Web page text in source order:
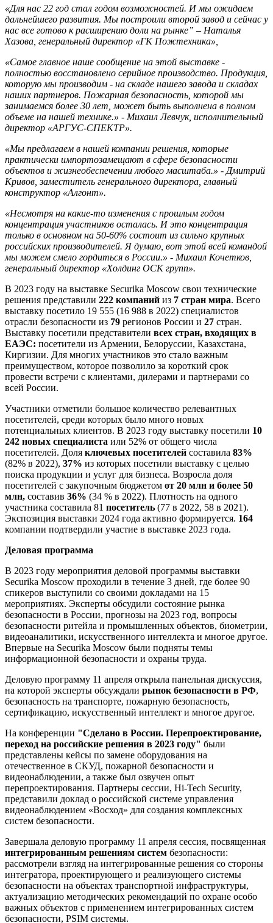
«Для нас 22 год стал годом возможностей. И мы ожидаем
дальнейшего развития. Мы построили второй завод и сейчас у
нас все готово к расширению доли на рынке” – Наталья
Хазова, генеральный директор «ГК Пожтехника»,
«Самое главное наше сообщение на этой выставке -
полностью восстановлено серийное производство. Продукция,
которую мы производим - на складе нашего завода и складах
наших партнеров. Пожарная безопасность, которой мы
занимаемся более 30 лет, может быть выполнена в полном
объеме на нашей технике.» - Михаил Левчук, исполнительный
директор «АРГУС-СПЕКТР».
«Мы предлагаем в нашей компании решения, которые
практически импортозамещают в сфере безопасности
объектов и жизнеобеспечении любого масштаба.» - Дмитрий
Кривов, заместитель генерального директора, главный
конструктор «Алгонт».
«Несмотря на какие-то изменения с прошлым годом
концентрация участников осталась. И это концентрация
только в основном на 50-60% состоит из сильно крупных
российских производителей. Я думаю, вот этой всей командой
мы можем смело гордиться в России.» - Михаил Кочетков,
генеральный директор «Холдинг ОСК групп».
В 2023 году на выставке Securika Moscow свои технические
решения представили 222 компаний из 7 стран мира. Всего
выставку посетило 19 555 (16 988 в 2022) специалистов
отрасли безопасности из 79 регионов России и 27 стран.
Выставку посетили представители всех стран, входящих в
ЕАЭС: посетители из Армении, Белоруссии, Казахстана,
Киргизии. Для многих участников это стало важным
преимуществом, которое позволило за короткий срок
провести встречи с клиентами, дилерами и партнерами со
всей России.
Участники отметили большое количество релевантных
посетителей, среди которых было много новых
потенциальных клиентов. В 2023 году выставку посетили 10
242 новых специалиста или 52% от общего числа
посетителей. Доля ключевых посетителей составила 83%
(82% в 2022), 37% из которых посетили выставку с целью
поиска продукции и услуг для бизнеса. Возросла доля
посетителей с закупочным бюджетом от 20 млн и более 50
млн, составив 36% (34 % в 2022). Плотность на одного
участника составила 81 посетитель (77 в 2022, 58 в 2021).
Экспозиция выставки 2024 года активно формируется. 164
компании подтвердили участие в выставке 2023 года.
Деловая программа
В 2023 году мероприятия деловой программы выставки
Securika Moscow проходили в течение 3 дней, где более 90
спикеров выступили со своими докладами на 15
мероприятиях. Эксперты обсудили состояние рынка
безопасности в России, прогнозы на 2023 год, вопросы
безопасности ритейла и промышленных объектов, биометрии,
видеоаналитики, искусственного интеллекта и многое другое.
Впервые на Securika Moscow были подняты темы
информационной безопасности и охраны труда.
Деловую программу 11 апреля открыла панельная дискуссия,
на которой эксперты обсуждали рынок безопасности в РФ,
безопасность на транспорте, пожарную безопасность,
сертификацию, искусственный интеллект и многое другое.
На конференции "Сделано в России. Перепроектирование,
переход на российские решения в 2023 году" были
представлены кейсы по замене оборудования на
отечественное в СКУД, пожарной безопасности и
видеонаблюдении, а также был озвучен опыт
перепроектирования. Партнеры сессии, Hi-Tech Security,
представили доклад о российской системе управления
видеонаблюдением «Восход» для создания комплексных
систем безопасности.
Завершала деловую программу 11 апреля сессия, посвященная
интегрированным решениям систем безопасности:
рассмотрели взгляд на интегрированные решения со стороны
интегратора, проектирующего и реализующего системы
безопасности на объектах транспортной инфраструктуры,
актуализацию методических рекомендаций по охране особо
важных объектов с применением интегрированных систем
безопасности, PSIM системы.